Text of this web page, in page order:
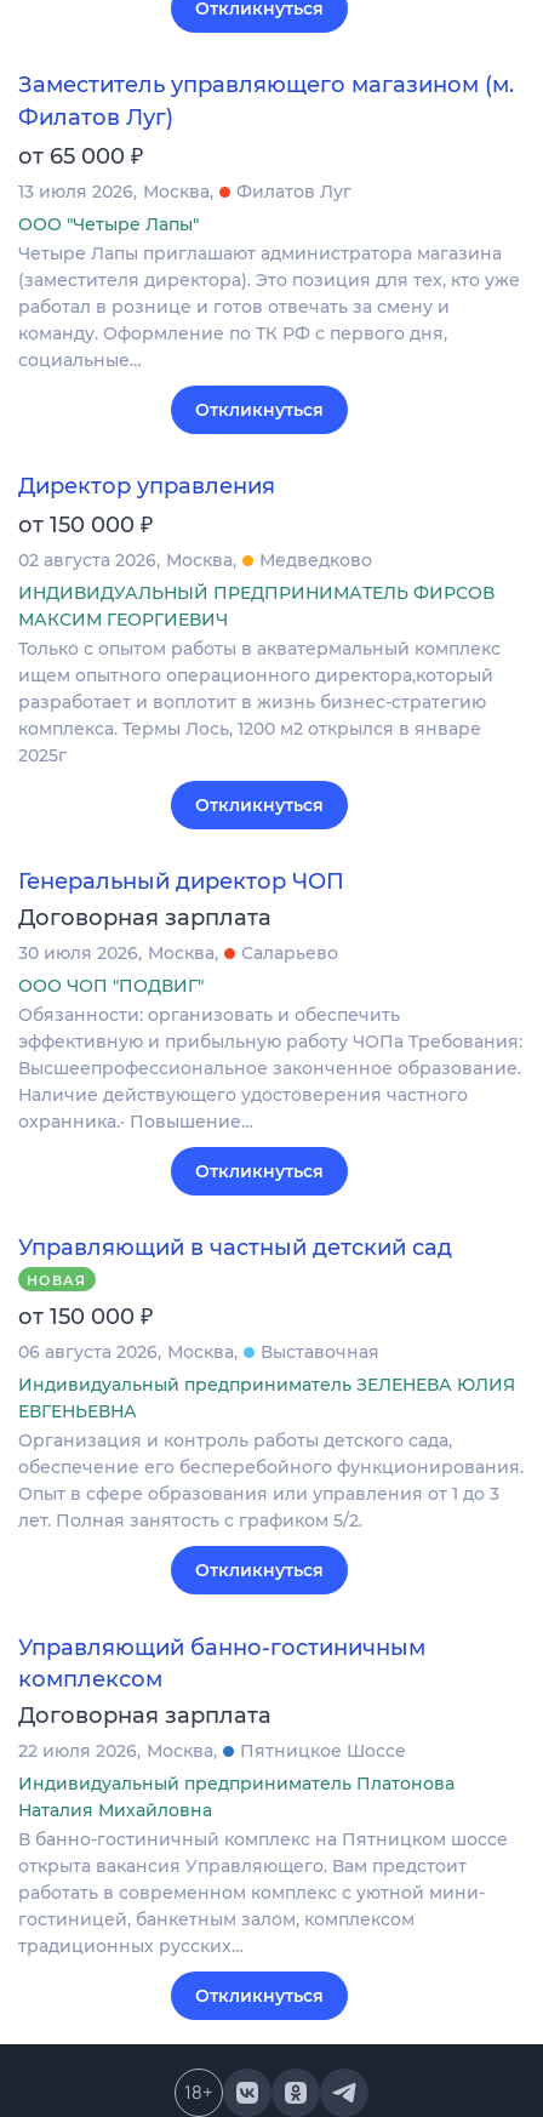
Откликнуться
Заместитель управляющего магазином (м.
Филатов Луг)
от 65 000 ₽
13 июля 2026 Москва
Филатов Луг
ООО "Четыре Лапы"
Четыре Лапы приглашают администратора магазина
(заместителя директора). Это позиция для тех, кто уже
работал в рознице и готов отвечать за смену и
команду. Оформление по ТК РФ с первого дня,
социальные…
Откликнуться
Директор управления
от 150 000 ₽
02 августа 2026 Москва
Медведково
ИНДИВИДУАЛЬНЫЙ ПРЕДПРИНИМАТЕЛЬ ФИРСОВ
МАКСИМ ГЕОРГИЕВИЧ
Только с опытом работы в акватермальный комплекс
ищем опытного операционного директора,который
разработает и воплотит в жизнь бизнес-стратегию
комплекса. Термы Лось, 1200 м2 открылся в январе
2025г
Откликнуться
Генеральный директор ЧОП
Договорная зарплата
30 июля 2026 Москва
Саларьево
ООО ЧОП "ПОДВИГ"
Обязанности: организовать и обеспечить
эффективную и прибыльную работу ЧОПа Требования:
Высшеепрофессиональное законченное образование.
Наличие действующего удостоверения частного
охранника.· Повышение…
Откликнуться
Управляющий в частный детский сад
НОВАЯ
от 150 000 ₽
06 августа 2026 Москва
Выставочная
Индивидуальный предприниматель ЗЕЛЕНЕВА ЮЛИЯ
ЕВГЕНЬЕВНА
Организация и контроль работы детского сада,
обеспечение его бесперебойного функционирования.
Опыт в сфере образования или управления от 1 до 3
лет. Полная занятость с графиком 5/2.
Откликнуться
Управляющий банно-гостиничным
комплексом
Договорная зарплата
22 июля 2026 Москва
Пятницкое Шоссе
Индивидуальный предприниматель Платонова
Наталия Михайловна
В банно-гостиничный комплекс на Пятницком шоссе
открыта вакансия Управляющего. Вам предстоит
работать в современном комплекс с уютной мини-
гостиницей, банкетным залом, комплексом
традиционных русских…
Откликнуться
18+